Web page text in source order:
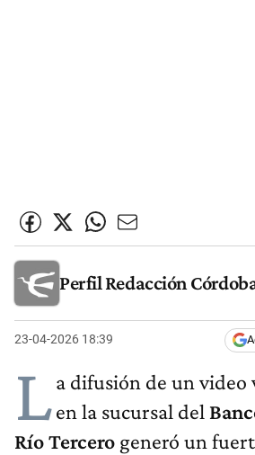
Perfil Redacción
23-04-2026 18:39
La difusión de un
en la sucursal del
Río Tercero generó un